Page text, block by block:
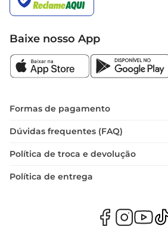
Baixe nosso App
Formas de pagamento
Dúvidas frequentes (FAQ)
Política de troca e devolução
Política de entrega